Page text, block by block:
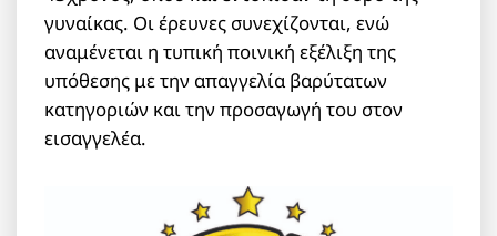
γυναίκας. Οι έρευνες συνεχίζονται, ενώ
αναμένεται η τυπική ποινική εξέλιξη της
υπόθεσης με την απαγγελία βαρύτατων
κατηγοριών και την προσαγωγή του στον
εισαγγελέα.